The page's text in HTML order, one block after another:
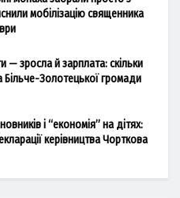
мобілізацію священника
— зросла й зарплата: скільки
Більче-Золотецької громади
і “економія” на дітях:
керівництва Чорткова